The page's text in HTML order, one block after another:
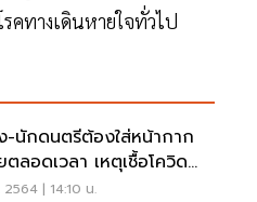
คทางเดินหายใจทั่วไป
-นักดนตรีต้องใส่หน้ากาก
ลอดเวลา เหตุเชื้อโควิด
10 เมตร
| 14:10 น.